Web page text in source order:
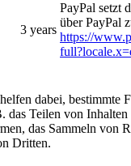
3 years
PayPal setzt
über PayPal
https://
dabei, bestimmte
das Teilen von Inhalten
das Sammeln von
Dritten.